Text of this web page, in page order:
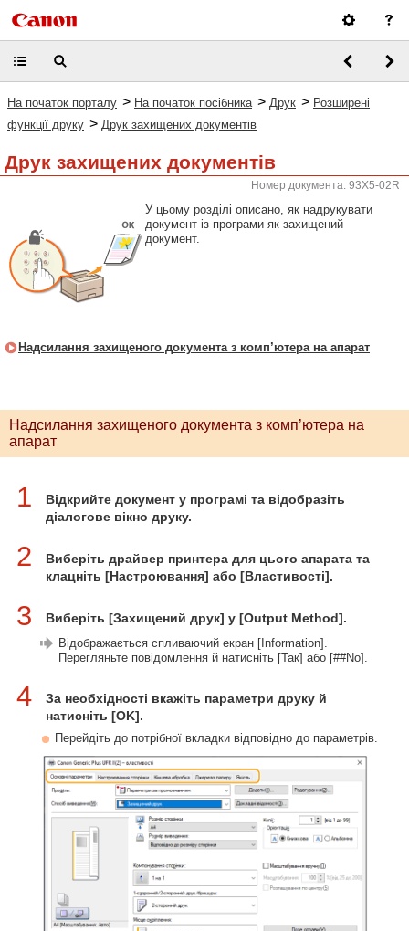
На початок порталу > На початок посібника > Друк > Розширені
функції друку > Друк захищених документів
Друк захищених документів
Номер документа: 93X5-02R
У цьому розділі описано, як надрукувати
документ із програми як захищений
документ.
Надсилання захищеного документа з комп’ютера на апарат
Надсилання захищеного документа з комп’ютера на
апарат
1
Відкрийте документ у програмі та відобразіть
діалогове вікно друку.
2
Виберіть драйвер принтера для цього апарата та
клацніть [Настроювання] або [Властивості].
3 Виберіть [Захищений друк] у [Output Method].
Відображається спливаючий екран [Information].
Перегляньте повідомлення й натисніть [Так] або [##No].
4
За необхідності вкажіть параметри друку й
натисніть [OK].
Перейдіть до потрібної вкладки відповідно до параметрів.